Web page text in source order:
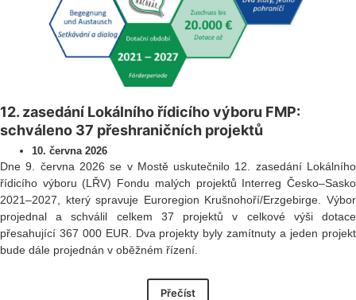
12. zasedání Lokálního řídicího výboru FMP:
schváleno 37 přeshraničních projektů
10. června 2026
Dne 9. června 2026 se v Mostě uskutečnilo 12. zasedání Lokálního
řídicího výboru (LŘV) Fondu malých projektů Interreg Česko–Sasko
2021–2027, který spravuje Euroregion Krušnohoří/Erzgebirge. Výbor
projednal a schválil celkem 37 projektů v celkové výši dotace
přesahující 367 000 EUR. Dva projekty byly zamítnuty a jeden projekt
bude dále projednán v oběžném řízení.
Přečíst